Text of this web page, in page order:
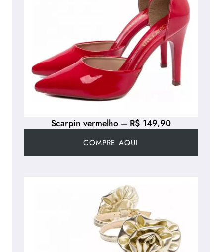
Scarpin vermelho – R$ 149,90
COMPRE AQUI